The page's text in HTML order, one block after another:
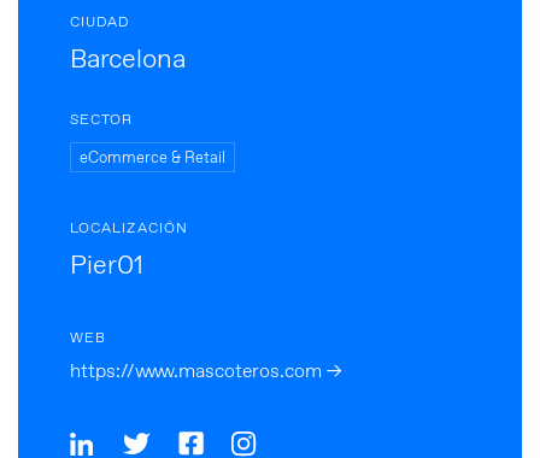
CIUDAD
Barcelona
SECTOR
eCommerce & Retail
LOCALIZACIÓN
Pier01
WEB
https://www.mascoteros.com →